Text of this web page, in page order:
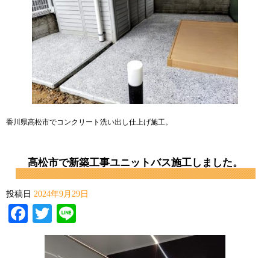
香川県高松市でコンクリート洗い出し仕上げ施工。
高松市で新築工事ユニットバス施工しました。
投稿日 2024年9月29日
Facebook
Twitter